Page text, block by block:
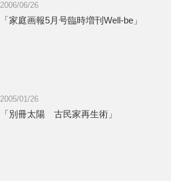
2006/06/26
「家庭画報5月号臨時増刊Well-be」
2005/01/26
「別冊太陽 古民家再生術」